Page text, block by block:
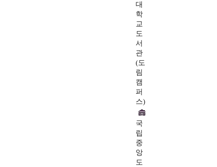
대
학
교
도
서
관
(도
림
캠
퍼
스)
국
립
중
앙
도